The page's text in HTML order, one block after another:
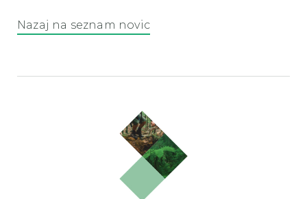
Nazaj na seznam novic